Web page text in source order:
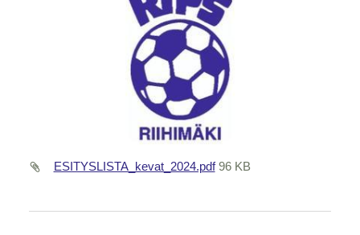
ESITYSLISTA_kevat_2024.pdf 96 KB